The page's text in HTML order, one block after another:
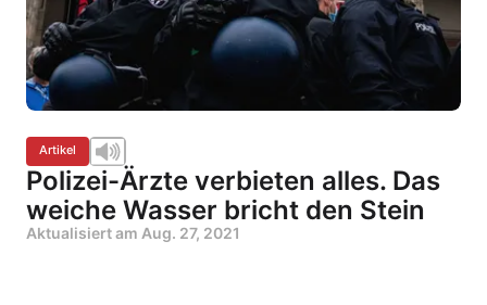
Artikel
Polizei-Ärzte verbieten alles. Das
weiche Wasser bricht den Stein
Aktualisiert am Aug. 27, 2021